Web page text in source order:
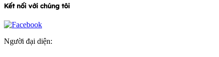
Kết nối với chúng tôi
Người đại diện: